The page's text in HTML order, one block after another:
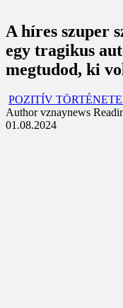
A híres szuper
egy tragikus
megtudod, ki
POZITÍV
Author vznaynews
01.08.2024